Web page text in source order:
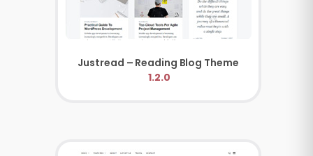
1.2.0